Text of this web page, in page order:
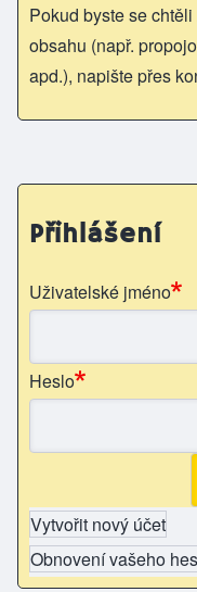
Pokud byste se
obsahu (např.
apd.), napište přes
Přihlášení
Uživatelské jméno
Heslo
Vytvořit nový účet
Obnovení vašeho